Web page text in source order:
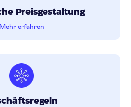
Preisgestaltung
Mehr erfahren